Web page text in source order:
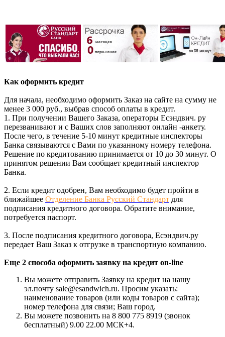
Как оформить кредит
Для начала, необходимо оформить Заказ на сайте на сумму не
менее 3 000 руб., выбрав способ оплаты в кредит.
1. При получении Вашего Заказа, операторы Есэндвич. ру
перезванивают и с Ваших слов заполняют онлайн -анкету.
После чего, в течение 5-10 минут кредитные инспекторы
Банка связываются с Вами по указанному номеру телефона.
Решение по кредитованию принимается от 10 до 30 минут. О
принятом решении Вам сообщает кредитный инспектор
Банка.
2. Если кредит одобрен, Вам необходимо будет пройти в
ближайшее Отделение Банка Русский Стандарт для
подписания кредитного договора. Обратите внимание,
потребуется паспорт.
3. После подписания кредитного договора, Есэндвич.ру
передает Ваш Заказ к отгрузке в транспортную компанию.
Еще 2 способа оформить заявку на кредит on-line
Вы можете отправить Заявку на кредит на нашу
эл.почту sale@esandwich.ru. Просим указать:
наименование товаров (или коды товаров с сайта);
номер телефона для связи; Ваш город.
Вы можете позвонить на 8 800 775 8919 (звонок
бесплатный) 9.00 22.00 МСК+4.